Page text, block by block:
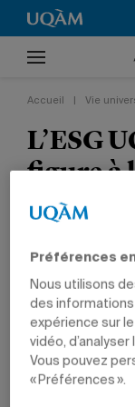
Accueil Vie
L’ESG
figure à
Elliot-
VIE UNIVERSITAIRE
Préférences
Nous utilisons
des
expérience sur
vidéo,
Vous pouvez
« Préférences ».